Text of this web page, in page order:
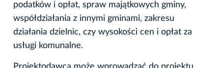
podatków i opłat, spraw majątkowych gminy,
współdziałania z innymi gminami, zakresu
działania dzielnic, czy wysokości cen i opłat za
usługi komunalne.